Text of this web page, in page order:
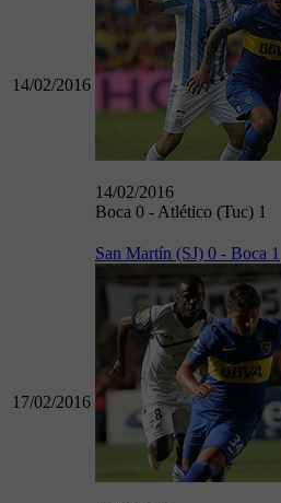
14/02/2016
14/02/2016
Boca 0 - Atlético (Tuc) 1
17/02/2016
San Martín (SJ) 0 - Boca 1